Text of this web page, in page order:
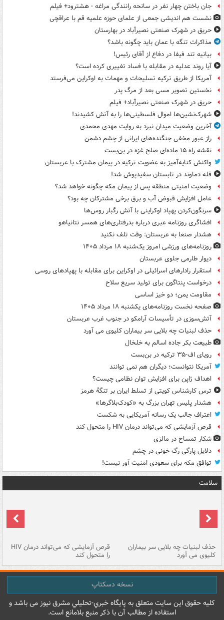
جان باختن چهار نفر در سانحه رانندگی مراغه - هشترود+ فیلم
نشست هم اندیشی جمعی از علمای حوزه علمیه قم با عراقچی
حریق در شهرک صنعتی نصیرآباد در بهارستان
مذاکرات تنگه با عمان باید چگونه باشد؟
بیانیه تند فیفا در دفاع از آقای رئیس!
آیا روند عدلیه در مقابله با فساد تغییری کرده است؟
آمریکا از طریق ترکیه تسلیحات و مهمات به اوکراین می‌فرستد
نخستین تصویر مسی بعد از مرگ پدر
حریق در شهرک صنعتی نصیرآباد+ فیلم
شهرک‌نشین‌ها اموال فلسطینی‌ها را به آتش کشیدند!
آخرین وضعیت میدان نبرد به روایت مهدی محمدی
راز عبور مخفی جنگنده‌های ایرانی از چشم دشمن
نقشه راه ۱۵ ماده‌ای صلح غزه در بن‌بست
واکنش کنایه‌آمیز به عضویت ترکیه در پیمان مشترک با عربستان
قله دماوند در تابستان سفیدپوش شد!
وضعیت امنیتی منطقه پس از پیمان مکه چگونه خواهد شد؟
عامل افزایش قبوض آب و برق برخی مشترکان چه بود؟
سرنگون‌کردن پهپاد اوکراینی با آتش رگبار روس‌ها
افشاگری روزنامه عبری درباره بدرفتاری‌های همسر نتانیاهو
هشدار صنعا به عربستان: وقت تلف نکنید
روزنامه‌های ورزشی امروز یک‌شنبه ۱۸ مرداد ۱۴۰۵
دیوار طارمی جلوی عربستان
استقرار رادارهای اسرائیلی در اوکراین برای مقابله با پهپادهای روسی
درخواست پنتاگون برای تولید سریع سلاح
مقاومت یمن؛ دو خیز اساسی
صفحه نخست روزنامه‌های یکشنبه ۱۸ مرداد ۱۴۰۵
آتش‌سوزی در تأسیسات آرامکو در جنوب غرب عربستان
حذف لبنیات چه بلایی سر بیماران کلیوی می آورد
طبیعت بکر جاده اسالم به خلخال
رویای اف-۳۵ ترکیه در بن‌بست
آمریکا نتوانست؛ دیگران هم نمی توانند
اهداف ژاپن برای افزایش توان نظامی چیست؟
ترس کارشناس کویتی از تسلط ایران بر تنگۀ هرمز
هشدار پلیس تهران بزرگ به «کودک‌بلاگرها»
اعتراف جالب یک رسانه آمریکایی به شکست
قرص آزمایشی که می‌تواند درمان HIV را متحول کند
شکار تمساح در مالزی
دلایل پارگی رگ خونی در چشم
توافق مکه برای سعودی امنیت آور نیست!
سلامت
حذف لبنیات چه بلایی سر بیماران
کلیوی می آورد
قرص آزمایشی که می‌تواند درمان HIV
را متحول کند
نسخه دسکتاپ
کليه حقوق اين سايت متعلق به پایگاه خبري-تحليلي مشرق نيوز می باشد و
استفاده از مطالب آن با ذکر منبع بلامانع است.